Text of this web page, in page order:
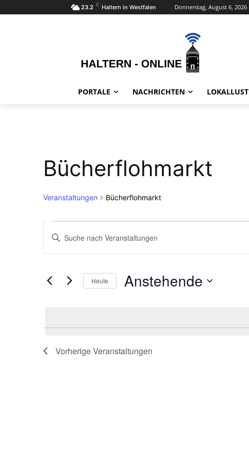
23.2 C Haltern in Westfalen Donnerstag, August 6, 2026
PORTALE NACHRICHTEN LOKALLUST
Bücherflohmarkt
Veranstaltungen Bücherflohmarkt
Veranstaltungen
Veranstaltungen
Suche
Ansichten,
Bitte
Schlüsselwort
eingeben.
nach
Veranstaltungen
Heute Anstehende
VorherigeVeranstaltungen